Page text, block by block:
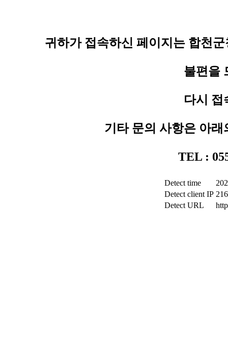
귀하가 접속하신 페이지는 합천
불편을
다시 접
기타 문의 사항은 아
TEL :
Detect time
Detect client IP
Detect URL